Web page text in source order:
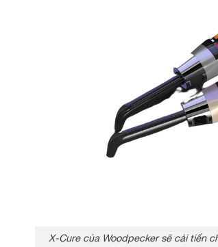
X-Cure của Woodpecker sẽ cải tiến